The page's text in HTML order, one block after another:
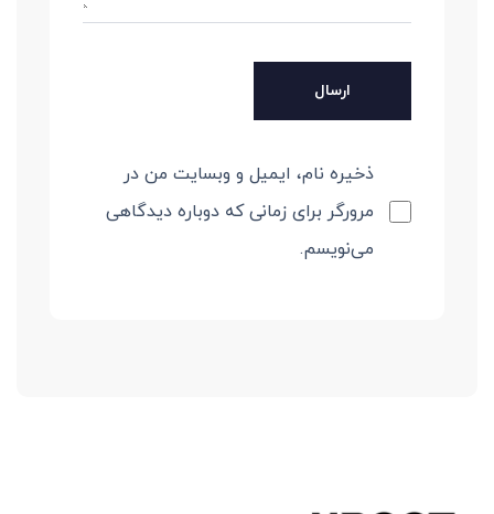
ذخیره نام، ایمیل و وبسایت من در
مرورگر برای زمانی که دوباره دیدگاهی
می‌نویسم.